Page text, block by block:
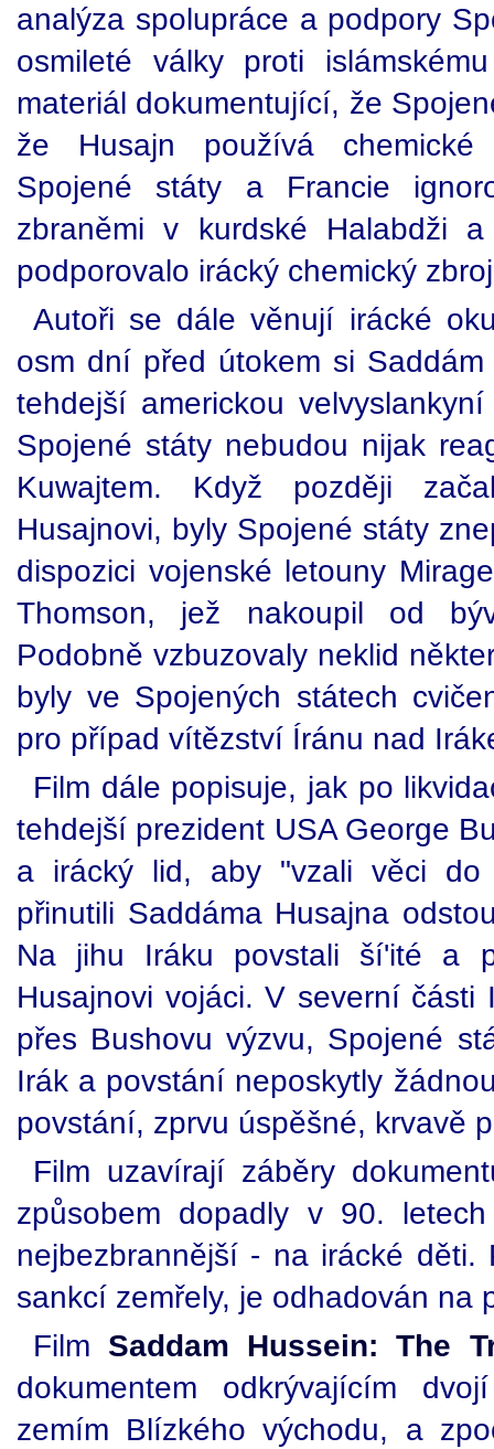
analýza spolupráce a podpory
osmileté války proti
materiál dokumentující, že
že Husajn používá
Spojené státy a Francie
zbraněmi v kurdské Halabdži
podporovalo irácký chemický
Autoři se dále věnují irácké
osm dní před útokem si
tehdejší americkou
Spojené státy nebudou nijak
Kuwajtem. Když později
Husajnovi, byly Spojené státy
dispozici vojenské letouny
Thomson, jež nakoupil od
Podobně vzbuzovaly neklid
byly ve Spojených státech
pro případ vítězství Íránu nad
Film dále popisuje, jak po
tehdejší prezident USA George
a irácký lid, aby "vzali věci do
přinutili Saddáma Husajna
Na jihu Iráku povstali ší'ité a
Husajnovi vojáci. V severní části
přes Bushovu výzvu, Spojené
Irák a povstání neposkytly
povstání, zprvu úspěšné, krvavě
Film uzavírají záběry
způsobem dopadly v 90.
nejbezbrannější - na irácké děti.
sankcí zemřely, je odhadován na
Film Saddam Hussein: The
dokumentem odkrývajícím
zemím Blízkého východu, a